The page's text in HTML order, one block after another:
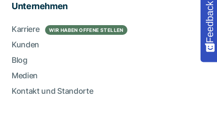
Unternehmen
Karriere WIR HABEN OFFENE STELLEN
Kunden
Blog
Medien
Kontakt und Standorte
Feedback